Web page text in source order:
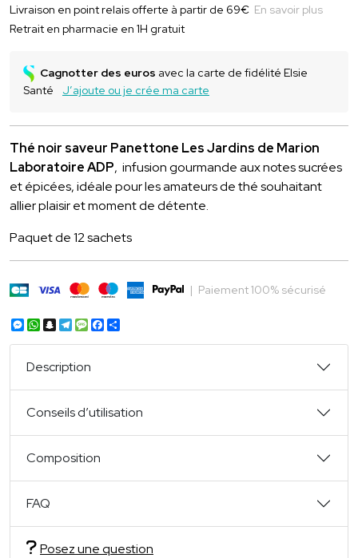
Livraison en point relais offerte à partir de 69€ En savoir plus
Retrait en pharmacie en 1H gratuit
Cagnotter des euros avec la carte de fidélité Elsie
Santé
J’ajoute ou je crée ma carte
Thé noir saveur Panettone Les Jardins de Marion
Laboratoire ADP, infusion gourmande aux notes sucrées
et épicées, idéale pour les amateurs de thé souhaitant
allier plaisir et moment de détente.
Paquet de 12 sachets
| Paiement 100% sécurisé
Messenger
WhatsApp
Snapchat
Telegram
Message
Facebook
Description
Conseils d’utilisation
Composition
FAQ
Posez une question